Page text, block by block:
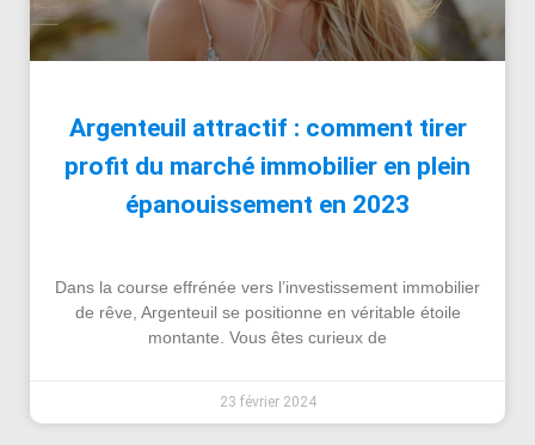
Argenteuil attractif : comment tirer
profit du marché immobilier en plein
épanouissement en 2023
Dans la course effrénée vers l’investissement immobilier
de rêve, Argenteuil se positionne en véritable étoile
montante. Vous êtes curieux de
23 février 2024